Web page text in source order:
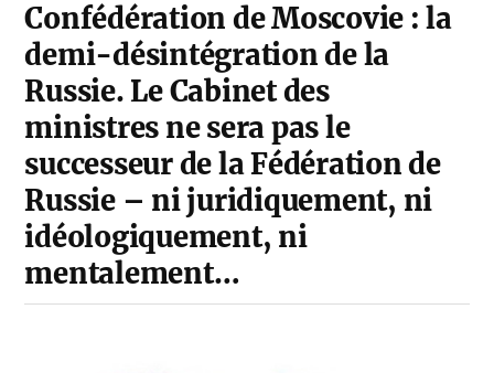
Confédération de Moscovie : la
demi-désintégration de la
Russie. Le Cabinet des
ministres ne sera pas le
successeur de la Fédération de
Russie – ni juridiquement, ni
idéologiquement, ni
mentalement…